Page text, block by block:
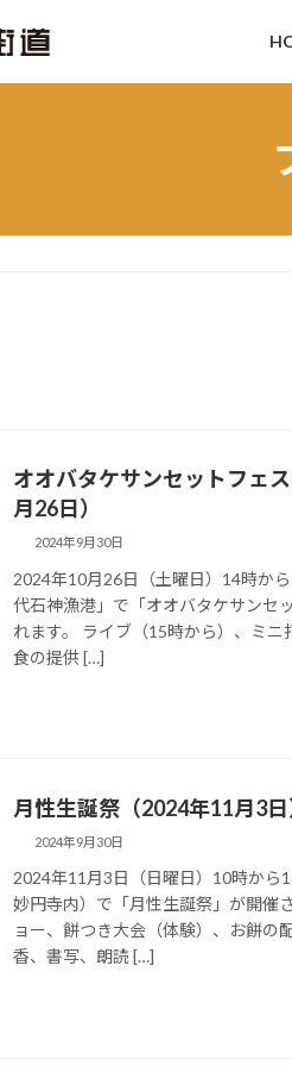
オオバタケサンセットフェ
月26日）
2024年9月30日
2024年10月26日（土曜日）14時か
代石神漁港」で「オオバタケサンセ
れます。 ライブ（15時から）、ミニ
食の提供 […]
月性生誕祭（2024年11月3日
2024年9月30日
2024年11月3日（日曜日）10時から
妙円寺内）で「月性生誕祭」が開催
ョー、餅つき大会（体験）、お餅の
香、書写、朗読 […]